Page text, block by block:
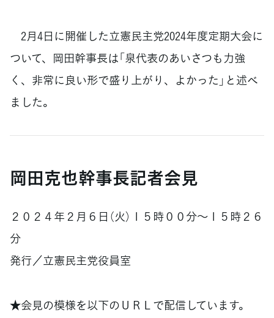
2月4日に開催した立憲民主党2024年度定期大会に
ついて、岡田幹事長は「泉代表のあいさつも力強
く、非常に良い形で盛り上がり、よかった」と述べ
ました。
岡田克也幹事長記者会見
２０２４年２月６日（火）１５時００分～１５時２６
分
発行／立憲民主党役員室
★会見の模様を以下のＵＲＬで配信しています。